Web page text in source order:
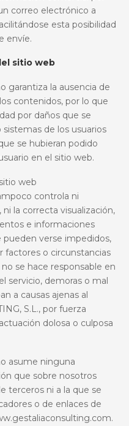
correo electrónico a
esta posibilidad
envíe.
sitio web
garantiza la ausencia de
contenidos, por lo que
por daños que se
de los usuarios
se hubieran podido
en el sitio web.
web
controla ni
la correcta visualización,
e informaciones
verse impedidos,
factores o circunstancias
no se hace responsable en
servicio, demoras o mal
a causas ajenas al
S.L., por fuerza
dolosa o culposa
asume ninguna
que sobre nosotros
terceros ni a la que se
o de enlaces de